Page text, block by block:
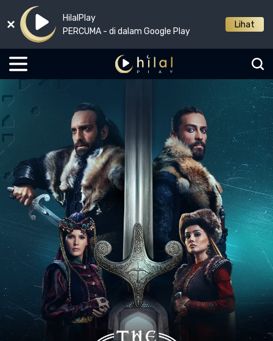
HilalPlay
PERCUMA - di dalam Google Play
Lihat